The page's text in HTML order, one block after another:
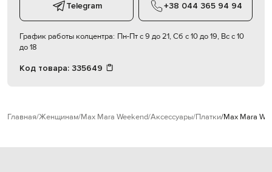
Telegram +38 044 365 94 94
График работы колцентра: Пн-Пт с 9 до 21, Сб с 10 до 19, Вс с 10
до 18
Код товара: 335649
Главная Женщинам Max Mara Weekend Аксессуары Платки Max Mara